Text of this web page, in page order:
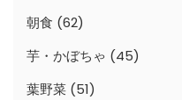
朝食 (62)
芋・かぼちゃ (45)
葉野菜 (51)